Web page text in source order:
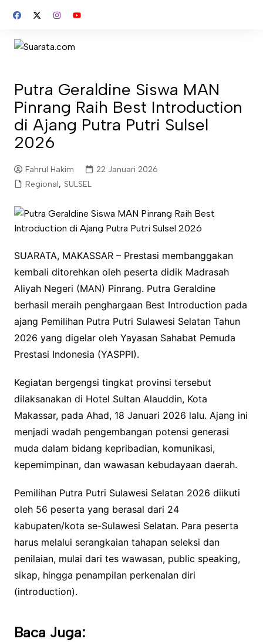
Putra Geraldine Siswa MAN
Pinrang Raih Best Introduction
di Ajang Putra Putri Sulsel
2026
Fahrul Hakim
22 Januari 2026
Regional, SULSEL
SUARATA, MAKASSAR – Prestasi membanggakan
kembali ditorehkan oleh peserta didik Madrasah
Aliyah Negeri (MAN) Pinrang. Putra Geraldine
berhasil meraih penghargaan Best Introduction pada
ajang Pemilihan Putra Putri Sulawesi Selatan Tahun
2026 yang digelar oleh Yayasan Sahabat Pemuda
Prestasi Indonesia (YASPPI).
Kegiatan bergengsi tingkat provinsi tersebut
dilaksanakan di Hotel Sultan Alauddin, Kota
Makassar, pada Ahad, 18 Januari 2026 lalu. Ajang ini
menjadi wadah pengembangan potensi generasi
muda dalam bidang kepribadian, komunikasi,
kepemimpinan, dan wawasan kebudayaan daerah.
Pemilihan Putra Putri Sulawesi Selatan 2026 diikuti
oleh 56 peserta yang berasal dari 24
kabupaten/kota se-Sulawesi Selatan. Para peserta
harus melalui serangkaian tahapan seleksi dan
penilaian, mulai dari tes wawasan, public speaking,
sikap, hingga penampilan perkenalan diri
(introduction).
Baca Juga: